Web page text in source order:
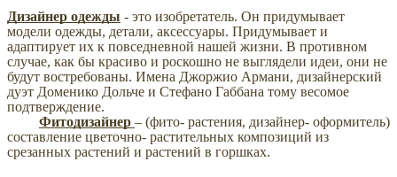
Дизайнер одежды - это изобретатель. Он придумывает
модели одежды, детали, аксессуары. Придумывает и
адаптирует их к повседневной нашей жизни. В противном
случае, как бы красиво и роскошно не выглядели идеи, они не
будут востребованы. Имена Джоржио Армани, дизайнерский
дуэт Доменико Дольче и Стефано Габбана тому весомое
подтверждение.
Фитодизайнер – (фито- растения, дизайнер- оформитель)
составление цветочно- растительных композиций из
срезанных растений и растений в горшках.